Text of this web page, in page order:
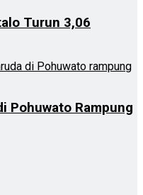
Turun 3,06
Pohuwato Rampung